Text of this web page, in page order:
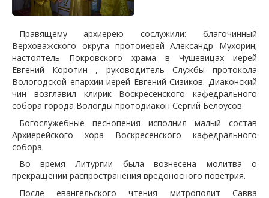
Правящему архиерею сослужили: благочинный
Верховажского округа протоиерей Александр Мухорин;
настоятель Покровского храма в Чушевицах иерей
Евгений Коротин , руководитель Службы протокола
Вологодской епархии иерей Евгений Сизиков. Диаконский
чин возглавил клирик Воскресенского кафедрального
собора города Вологды протодиакон Сергий Белоусов.
Богослужебные песнопения исполнил малый состав
Архиерейского хора Воскресенского кафедрального
собора.
Во время Литургии была вознесена молитва о
прекращении распространения вредоносного поветрия.
После евангельского чтения митрополит Савва